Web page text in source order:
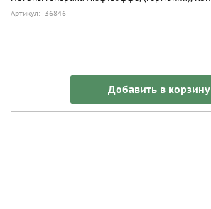
Артикул: 36846
Добавить в корзину